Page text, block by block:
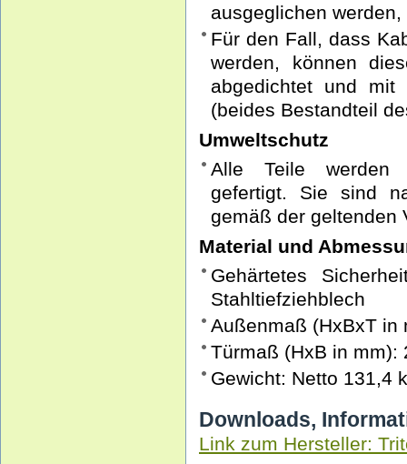
ausgeglichen
Für den Fall, dass
werden, können
abgedichtet und mit
(beides Bestandteil
Umweltschutz
Alle Teile werden
gefertigt. Sie sind
gemäß der geltenden
Material und
Gehärtetes
Stahltiefziehblech
Außenmaß (HxBxT in
Türmaß (HxB in mm):
Gewicht: Netto 131,4
Downloads,
Link zum Hersteller: